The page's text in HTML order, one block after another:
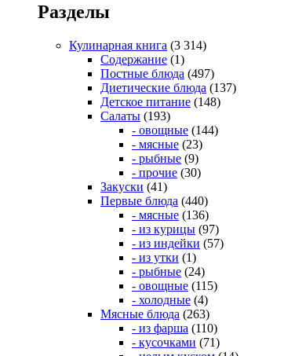
Разделы
Кулинарная книга (3 314)
Содержание (1)
Постные блюда (497)
Диетические блюда (137)
Детское питание (148)
Салаты (193)
- овощные (144)
- мясные (23)
- рыбные (9)
- прочие (30)
Закуски (41)
Первые блюда (440)
- мясные (136)
- из курицы (97)
- из индейки (57)
- из утки (1)
- рыбные (24)
- овощные (115)
- холодные (4)
Мясные блюда (263)
- из фарша (110)
- кусочками (71)